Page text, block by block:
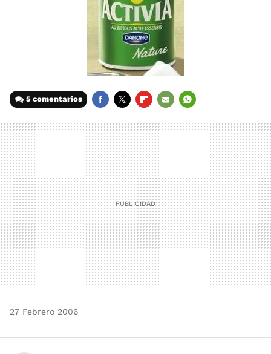
5 comentarios
MAIL
27 Febrero 2006